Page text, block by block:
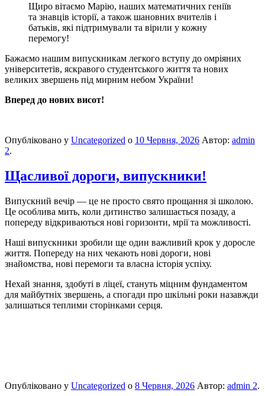
Щиро вітаємо Марію, наших математичних геніїв
та знавців історії, а також шановних вчителів і
батьків, які підтримували та вірили у кожну
перемогу!
Бажаємо нашим випускникам легкого вступу до омріяних
університетів, яскравого студентського життя та нових
великих звершень під мирним небом України!
Вперед до нових висот!
Опубліковано у Uncategorized о 10 Червня, 2026 Автор: admin
2.
Щасливої дороги, випускники!
Випускний вечір — це не просто свято прощання зі школою.
Це особлива мить, коли дитинство залишається позаду, а
попереду відкриваються нові горизонти, мрії та можливості.
Наші випускники зробили ще один важливий крок у доросле
життя. Попереду на них чекають нові дороги, нові
знайомства, нові перемоги та власна історія успіху.
Нехай знання, здобуті в ліцеї, стануть міцним фундаментом
для майбутніх звершень, а спогади про шкільні роки назавжди
залишаться теплими сторінками серця.
Опубліковано у Uncategorized о 8 Червня, 2026 Автор: admin 2.